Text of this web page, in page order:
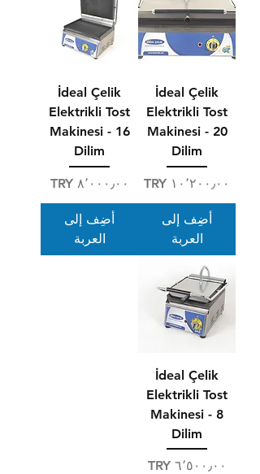
İdeal Çelik
Elektrikli Tost
Makinesi - 20
Dilim
السعر
أضِف إلى
العربة
İdeal Çelik
Elektrikli Tost
Makinesi - 16
Dilim
السعر
أضِف إلى
العربة
İdeal Çelik
Elektrikli Tost
Makinesi - 8
Dilim
السعر